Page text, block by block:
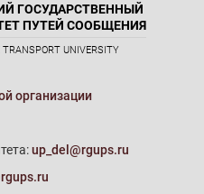
ГОСУДАРСТВЕННЫЙ
ПУТЕЙ СООБЩЕНИЯ
TRANSPORT UNIVERSITY
организации
up_del@rgups.ru